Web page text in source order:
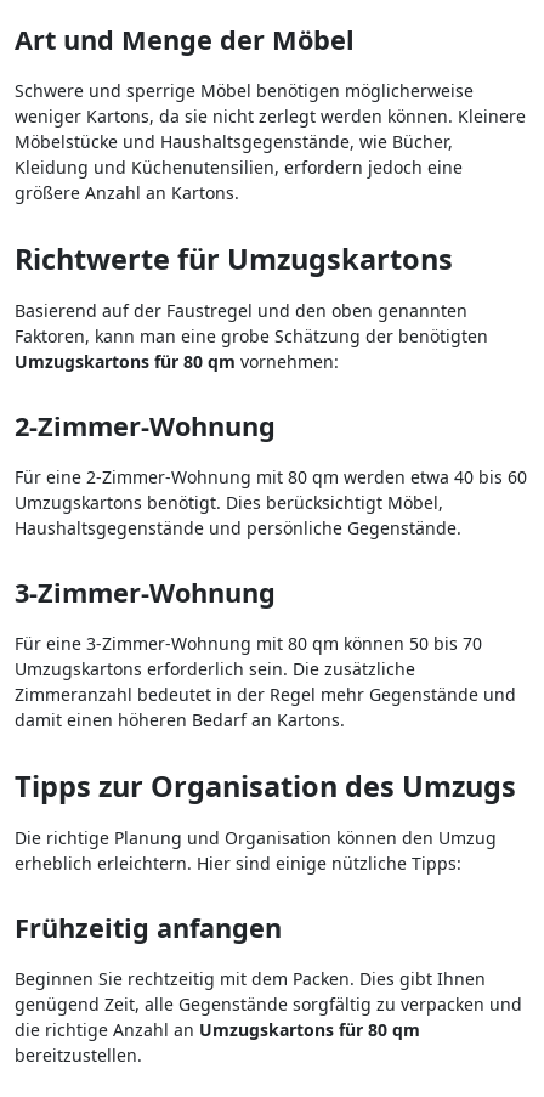
Art und Menge der Möbel
Schwere und sperrige Möbel benötigen möglicherweise
weniger Kartons, da sie nicht zerlegt werden können. Kleinere
Möbelstücke und Haushaltsgegenstände, wie Bücher,
Kleidung und Küchenutensilien, erfordern jedoch eine
größere Anzahl an Kartons.
Richtwerte für Umzugskartons
Basierend auf der Faustregel und den oben genannten
Faktoren, kann man eine grobe Schätzung der benötigten
Umzugskartons für 80 qm vornehmen:
2-Zimmer-Wohnung
Für eine 2-Zimmer-Wohnung mit 80 qm werden etwa 40 bis 60
Umzugskartons benötigt. Dies berücksichtigt Möbel,
Haushaltsgegenstände und persönliche Gegenstände.
3-Zimmer-Wohnung
Für eine 3-Zimmer-Wohnung mit 80 qm können 50 bis 70
Umzugskartons erforderlich sein. Die zusätzliche
Zimmeranzahl bedeutet in der Regel mehr Gegenstände und
damit einen höheren Bedarf an Kartons.
Tipps zur Organisation des Umzugs
Die richtige Planung und Organisation können den Umzug
erheblich erleichtern. Hier sind einige nützliche Tipps:
Frühzeitig anfangen
Beginnen Sie rechtzeitig mit dem Packen. Dies gibt Ihnen
genügend Zeit, alle Gegenstände sorgfältig zu verpacken und
die richtige Anzahl an Umzugskartons für 80 qm
bereitzustellen.